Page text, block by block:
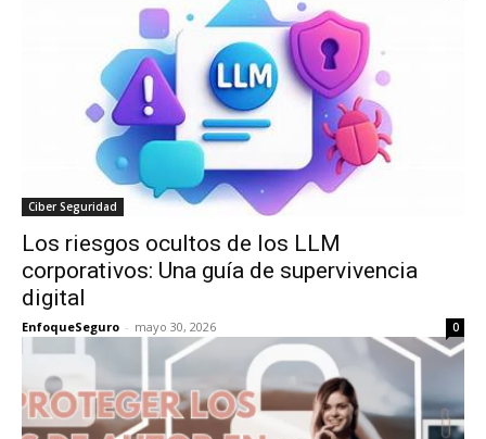
Ciber Seguridad
Los riesgos ocultos de los LLM
corporativos: Una guía de supervivencia
digital
EnfoqueSeguro - mayo 30, 2026 0